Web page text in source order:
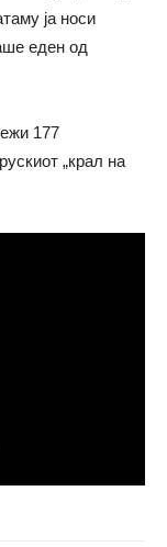
ја носи
еден од
177
„крал на